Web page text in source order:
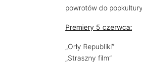
powrotów do
Premiery 5 czerwca:
„Orły Republiki”
„Straszny film”